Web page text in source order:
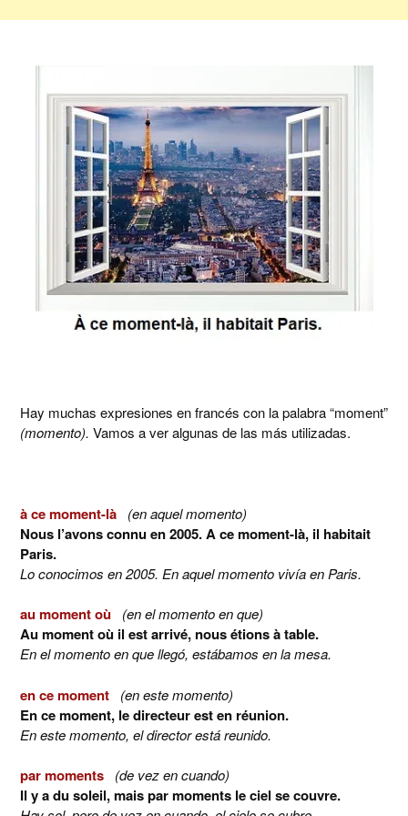
Hay muchas expresiones en francés con la palabra “moment”
(momento). Vamos a ver algunas de las más utilizadas.
à ce moment-là (en aquel momento)
Nous l’avons connu en 2005. A ce moment-là, il habitait
Paris.
Lo conocimos en 2005. En aquel momento vivía en Paris.
au moment où (en el momento en que)
Au moment où il est arrivé, nous étions à table.
En el momento en que llegó, estábamos en la mesa.
en ce moment (en este momento)
En ce moment, le directeur est en réunion.
En este momento, el director está reunido.
par moments (de vez en cuando)
Il y a du soleil, mais par moments le ciel se couvre.